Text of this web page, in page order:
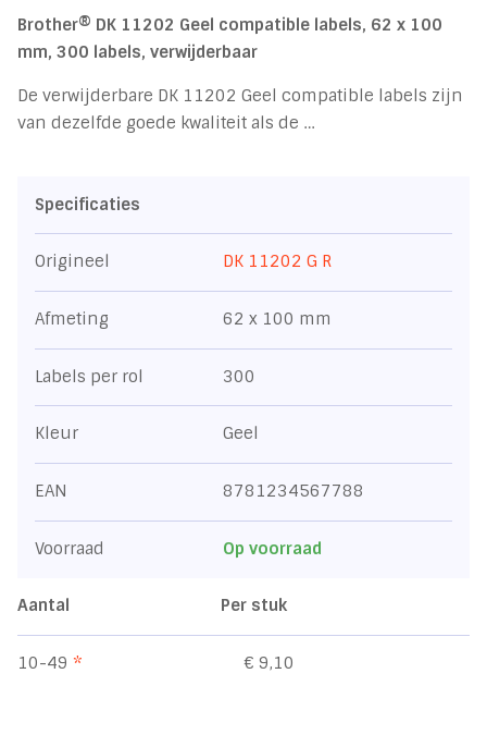
Brother® DK 11202 Geel compatible labels, 62 x 100
mm, 300 labels, verwijderbaar
De verwijderbare DK 11202 Geel compatible labels zijn
van dezelfde goede kwaliteit als de …
Specificaties
Origineel DK 11202 G R
Afmeting 62 x 100 mm
Labels per rol 300
Kleur Geel
EAN 8781234567788
Voorraad Op voorraad
Aantal Per stuk
10-49* € 9,10